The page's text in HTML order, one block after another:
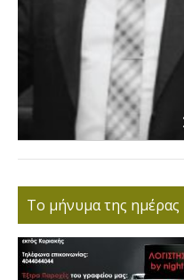
Το μήνυμα της ημέρας